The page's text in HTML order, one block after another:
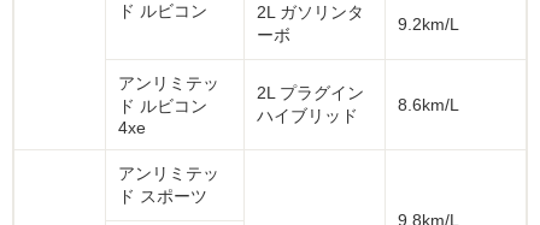
ド ルビコン
2L ガソリンタ
ーボ
9.2km/L
アンリミテッ
ド ルビコン
4xe
2L プラグイン
ハイブリッド
8.6km/L
アンリミテッ
ド スポーツ
9.8km/L